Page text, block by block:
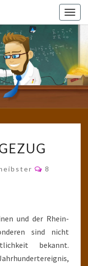
Und
In
Comments
8
und der Rhein-
sind nicht
bekannt.